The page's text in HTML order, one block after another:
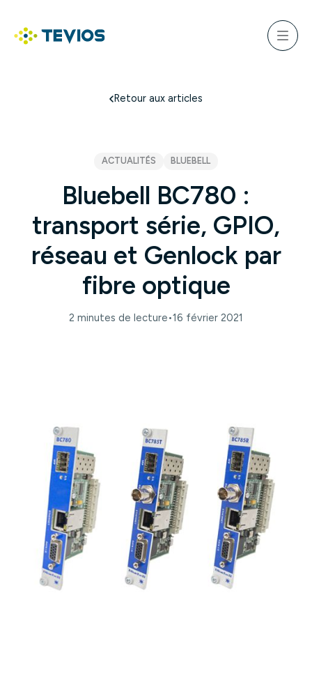
contenu
Menu
Bluebell BC780 :
transport série, GPIO,
réseau et Genlock par
fibre optique
Retour aux articles
ACTUALITÉS BLUEBELL
2 minutes de lecture•16 février 2021